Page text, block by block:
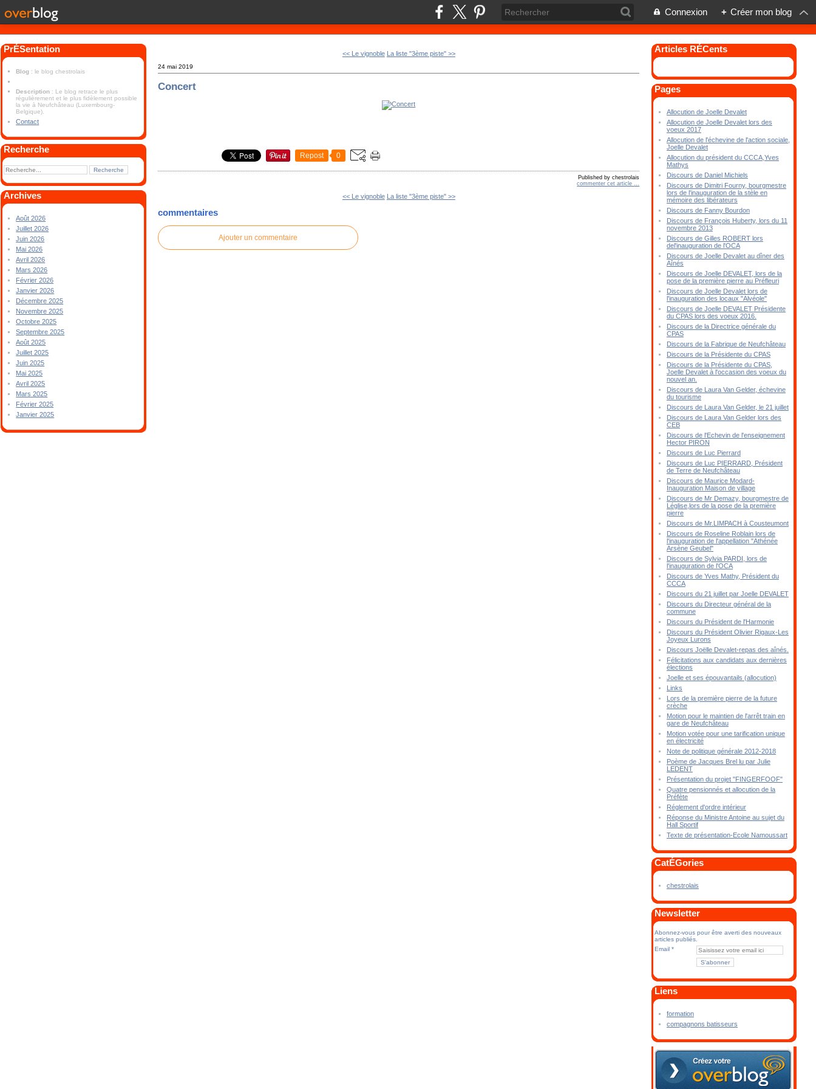
Connexion + Créer mon blog
PrÉSentation
Blog : le blog chestrolais
Description : Le blog retrace le plus
régulièrement et le plus fidèlement possible
la vie à Neufchâteau (Luxembourg-
Belgique).
Contact
Recherche
Archives
Août 2026
Juillet 2026
Juin 2026
Mai 2026
Avril 2026
Mars 2026
Février 2026
Janvier 2026
Décembre 2025
Novembre 2025
Octobre 2025
Septembre 2025
Août 2025
Juillet 2025
Juin 2025
Mai 2025
Avril 2025
Mars 2025
Février 2025
Janvier 2025
<< Le vignoble La liste "3ème piste" >>
24 mai 2019
Concert
Repost 0
Published by chestrolais
commenter cet article
<< Le vignoble La liste "3ème piste" >>
commentaires
Ajouter un commentaire
Articles RÉCents
Pages
Allocution de Joelle Devalet
Allocution de Joelle Devalet lors des
voeux 2017
Allocution de l'échevine de l'action sociale,
Joelle Devalet
Allocution du président du CCCA,Yves
Mathys
Discours de Daniel Michiels
Discours de Dimitri Fourny, bourgmestre
lors de l'inauguration de la stèle en
mémoire des libérateurs
Discours de Fanny Bourdon
Discours de François Huberty, lors du 11
novembre 2013
Discours de Gilles ROBERT lors
del'inauguration de l'OCA
Discours de Joelle Devalet au dîner des
Aînés
Discours de Joelle DEVALET, lors de la
pose de la première pierre au Préfleuri
Discours de Joelle Devalet lors de
l'inauguration des locaux "Alvéole"
Discours de Joelle DEVALET Présidente
du CPAS lors des voeux 2016.
Discours de la Directrice générale du
CPAS
Discours de la Fabrique de Neufchâteau
Discours de la Présidente du CPAS
Discours de la Présidente du CPAS,
Joelle Devalet à l'occasion des voeux du
nouvel an.
Discours de Laura Van Gelder, échevine
du tourisme
Discours de Laura Van Gelder, le 21 juillet
Discours de Laura Van Gelder lors des
CEB
Discours de l'Echevin de l'enseignement
Hector PIRON
Discours de Luc Pierrard
Discours de Luc PIERRARD, Président
de Terre de Neufchâteau
Discours de Maurice Modard-
Inauguration Maison de village
Discours de Mr Demazy, bourgmestre de
Léglise,lors de la pose de la première
pierre
Discours de Mr.LIMPACH à Cousteumont
Discours de Roseline Roblain lors de
l'inauguration de l'appellation "Athénée
Arsène Geubel"
Discours de Sylvia PARDI, lors de
l'inauguration de l'OCA
Discours de Yves Mathy, Président du
CCCA
Discours du 21 juillet par Joelle DEVALET
Discours du Directeur général de la
commune
Discours du Président de l'Harmonie
Discours du Président Olivier Rigaux-Les
Joyeux Lurons
Discours Joëlle Devalet-repas des aînés.
Félicitations aux candidats aux dernières
élections
Joelle et ses épouvantails (allocution)
Links
Lors de la première pierre de la future
crèche
Motion pour le maintien de l'arrêt train en
gare de Neufchâteau
Motion votée pour une tarification unique
en électricité
Note de politique générale 2012-2018
Poème de Jacques Brel lu par Julie
LEDENT
Présentation du projet "FINGERFOOF"
Quatre pensionnés et allocution de la
Préfète
Réglement d'ordre intérieur
Réponse du Ministre Antoine au sujet du
Hall Sportif
Texte de présentation-Ecole Namoussart
CatÉGories
chestrolais
Newsletter
Abonnez-vous pour être averti des nouveaux
articles publiés.
Email
Liens
formation
compagnons batisseurs